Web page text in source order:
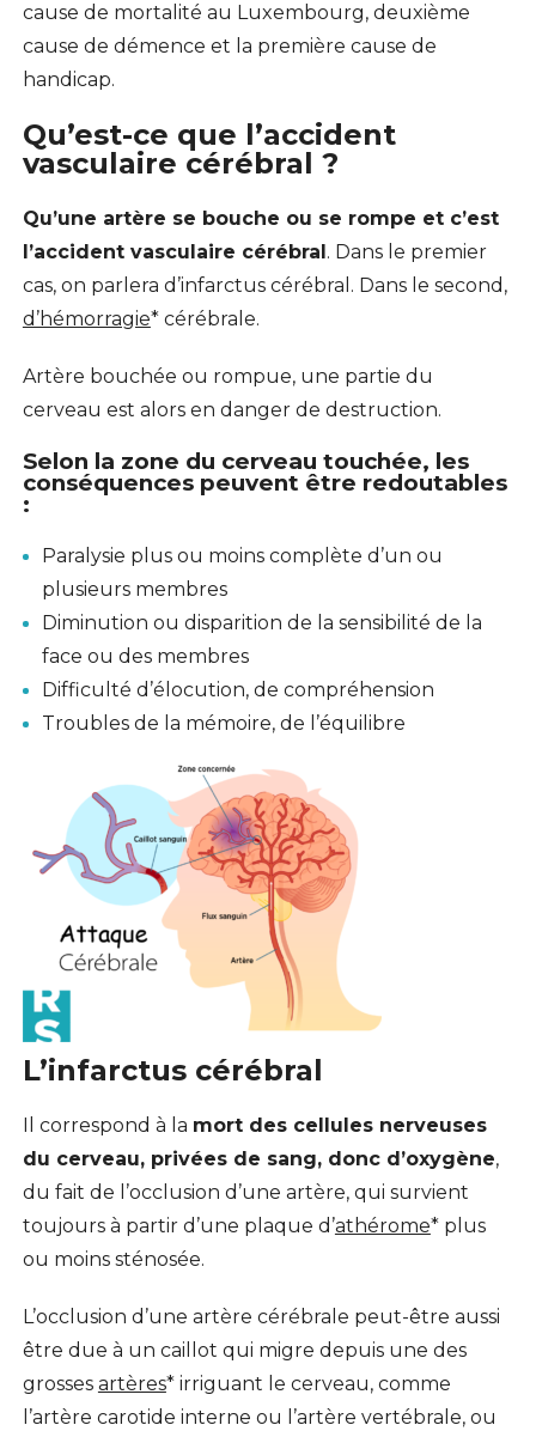
cause de mortalité au Luxembourg, deuxième
cause de démence et la première cause de
handicap.
Qu’est-ce que l’accident
vasculaire cérébral ?
Qu’une artère se bouche ou se rompe et c’est
l’accident vasculaire cérébral . Dans le premier
cas, on parlera d’infarctus cérébral. Dans le second,
d’hémorragie* cérébrale.
Artère bouchée ou rompue, une partie du
cerveau est alors en danger de destruction.
Selon la zone du cerveau touchée, les
conséquencespeuvent être redoutables
:
Paralysie plus ou moins complète d’un ou
plusieurs membres
Diminution ou disparition de la sensibilité de la
face ou des membres
Difficulté d’élocution, de compréhension
Troubles de la mémoire, de l’équilibre
L’infarctus cérébral
Il correspond à la mort des cellules nerveuses
du cerveau, privées de sang, donc d’oxygène,
du fait de l’occlusion d’une artère, qui survient
toujours à partir d’une plaque d’athérome* plus
ou moins sténosée.
L’occlusion d’une artère cérébrale peut-être aussi
être due à un caillot qui migre depuis une des
grosses artères* irriguant le cerveau, comme
l’artère carotide interne ou l’artère vertébrale, ou